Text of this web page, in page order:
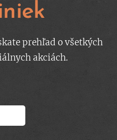
prehľad o všetkých
akciách.